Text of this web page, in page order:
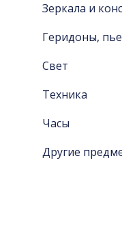
Зеркала и
Геридоны,
Свет
Техника
Часы
Другие